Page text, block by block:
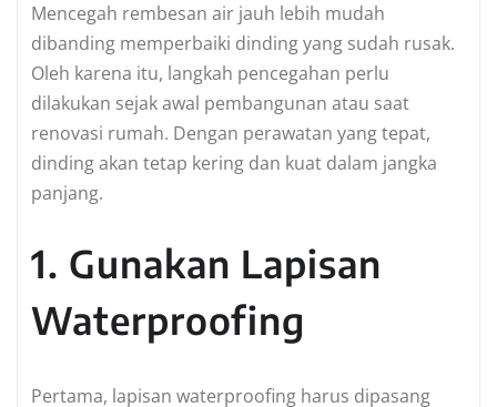
Mencegah rembesan air jauh lebih mudah
dibanding memperbaiki dinding yang sudah rusak.
Oleh karena itu, langkah pencegahan perlu
dilakukan sejak awal pembangunan atau saat
renovasi rumah. Dengan perawatan yang tepat,
dinding akan tetap kering dan kuat dalam jangka
panjang.
1. Gunakan Lapisan
Waterproofing
Pertama, lapisan waterproofing harus dipasang